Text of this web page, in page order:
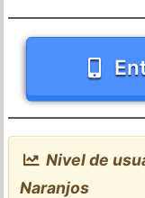
Nivel de
Naranjos